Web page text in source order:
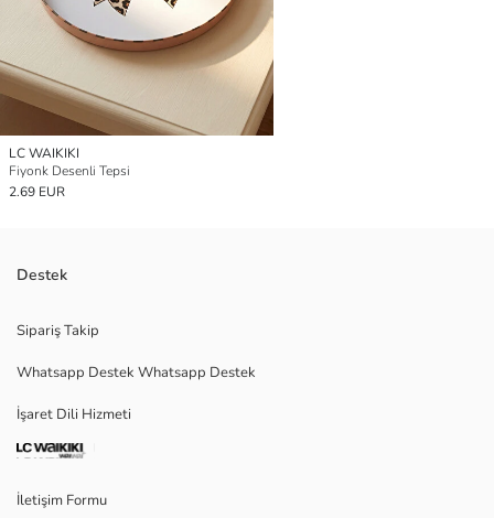
LC WAIKIKI
Fiyonk Desenli Tepsi
2.69 EUR
Destek
Sipariş Takip
Whatsapp Destek Whatsapp Destek
İşaret Dili Hizmeti
İletişim Formu